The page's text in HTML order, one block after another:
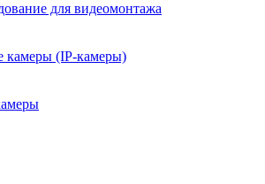
для видеомонтажа
камеры (IP-камеры)